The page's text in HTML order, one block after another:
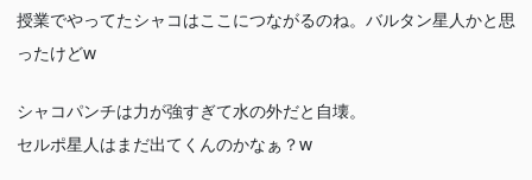
授業でやってたシャコはここにつながるのね。バルタン星人かと思
ったけどw
シャコパンチは力が強すぎて水の外だと自壊。
セルポ星人はまだ出てくんのかなぁ？w